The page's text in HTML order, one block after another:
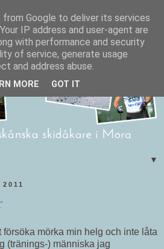
▼
försöka mörka min helg och inte låta
(tränings-) människa jag
Google to deliver its services
IP address and user-agent are
with performance and security
of service, generate usage
and address abuse.
MORE GOT IT